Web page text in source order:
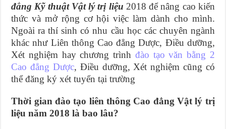
đẳng Kỹ thuật Vật lý trị liệu 2018 để nâng cao kiến
thức và mở rộng cơ hội việc làm dành cho mình.
Ngoài ra thí sinh có nhu cầu học các chuyên ngành
khác như Liên thông Cao đẳng Dược, Điều dưỡng,
Xét nghiệm hay chương trình đào tạo văn bằng 2
Cao đẳng Dược, Điều dưỡng, Xét nghiệm cũng có
thể đăng ký xét tuyển tại trường
Thời gian đào tạo liên thông Cao đẳng Vật lý trị
liệu năm 2018 là bao lâu?